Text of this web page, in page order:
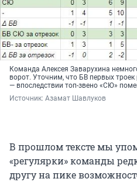
Команда Алексея Заварухина
ворот. Уточним, что БВ первых
— впоследствии топ-звено «СЮ»
Источник: Азамат Шавлуков
В прошлом тексте мы
«регулярки» команды
другу на пике